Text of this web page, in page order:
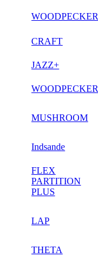
WOODPECKER
CRAFT
JAZZ+
WOODPECKER
MUSHROOM
Indsande
FLEX
PARTITION
PLUS
LAP
THETA